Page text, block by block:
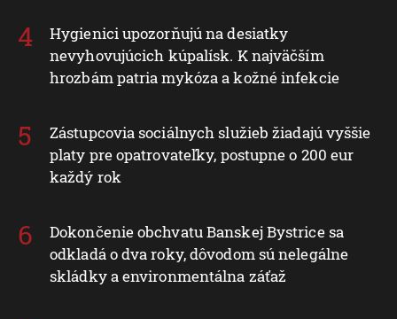
Hygienici upozorňujú na desiatky
nevyhovujúcich kúpalísk. K najväčším
hrozbám patria mykóza a kožné infekcie
Zástupcovia sociálnych služieb žiadajú vyššie
platy pre opatrovateľky, postupne o 200 eur
každý rok
Dokončenie obchvatu Banskej Bystrice sa
odkladá o dva roky, dôvodom sú nelegálne
skládky a environmentálna záťaž